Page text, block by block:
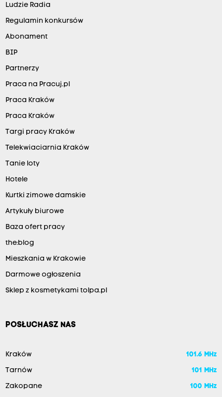
Ludzie Radia
Regulamin konkursów
Abonament
BIP
Partnerzy
Praca na Pracuj.pl
Praca Kraków
Praca Kraków
Targi pracy Kraków
Telekwiaciarnia Kraków
Tanie loty
Hotele
Kurtki zimowe damskie
Artykuły biurowe
Baza ofert pracy
the:blog
Mieszkania w Krakowie
Darmowe ogłoszenia
Sklep z kosmetykami tolpa.pl
POSŁUCHASZ NAS
Kraków 101.6 MHz
Tarnów 101 MHz
Zakopane 100 MHz